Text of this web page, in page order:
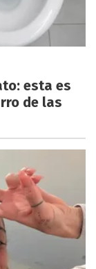
esta es
de las